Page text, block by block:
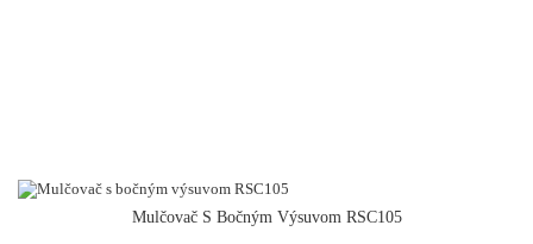
Mulčovač S Bočným Výsuvom RSC105